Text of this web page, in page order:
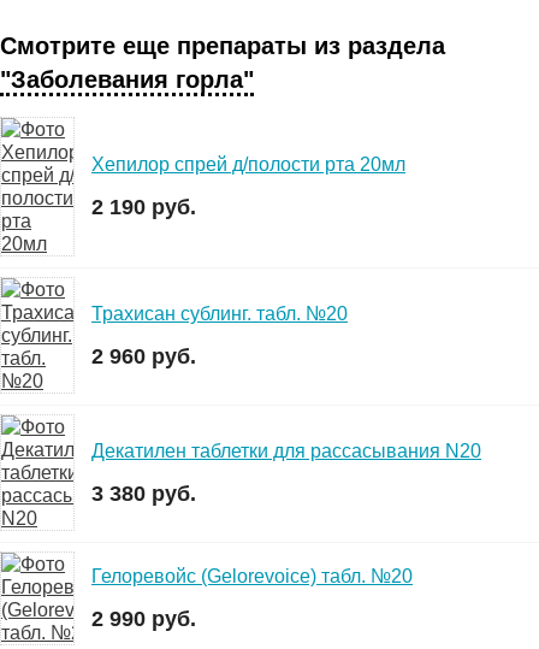
Смотрите еще препараты из раздела
"Заболевания горла"
Хепилор спрей д/полости рта 20мл
2 190 руб.
Трахисан сублинг. табл. №20
2 960 руб.
Декатилен таблетки для рассасывания N20
3 380 руб.
Гелоревойс (Gelorevoice) табл. №20
2 990 руб.